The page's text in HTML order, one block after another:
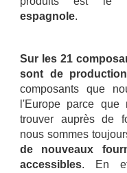
espagnole.
Sur les 21
sont de
composants que
l'Europe parce
trouver auprès de
nous sommes
de nouveaux
accessibles. En